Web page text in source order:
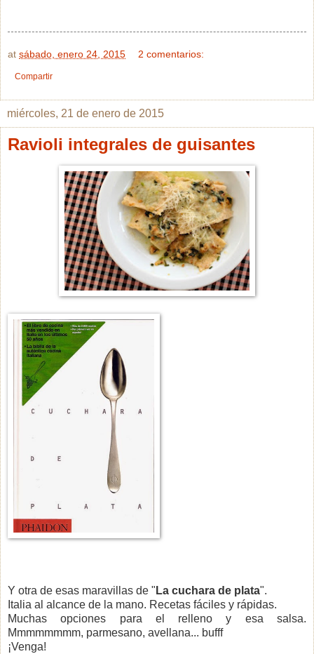
at sábado, enero 24, 2015 2 comentarios:
Compartir
miércoles, 21 de enero de 2015
Ravioli integrales de guisantes
Y otra de esas maravillas de " La cuchara de plata".
Italia al alcance de la mano. Recetas fáciles y rápidas.
Muchas opciones para el relleno y esa salsa.
Mmmmmmmm, parmesano, avellana... bufff
¡Venga!